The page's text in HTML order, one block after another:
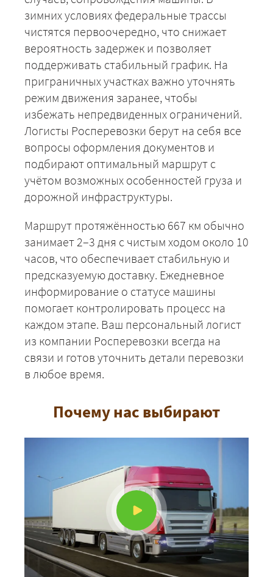
зимних условиях федеральные трассы
чистятся первоочередно, что снижает
вероятность задержек и позволяет
поддерживать стабильный график. На
приграничных участках важно уточнять
режим движения заранее, чтобы
избежать непредвиденных ограничений.
Логисты Росперевозки берут на себя все
вопросы оформления документов и
подбирают оптимальный маршрут с
учётом возможных особенностей груза и
дорожной инфраструктуры.
Маршрут протяжённостью 667 км обычно
занимает 2–3 дня с чистым ходом около 10
часов, что обеспечивает стабильную и
предсказуемую доставку. Ежедневное
информирование о статусе машины
помогает контролировать процесс на
каждом этапе. Ваш персональный логист
из компании Росперевозки всегда на
связи и готов уточнить детали перевозки
в любое время.
Почему нас выбирают
+7 (499) 520-05-23
ЗАКАЗАТЬ